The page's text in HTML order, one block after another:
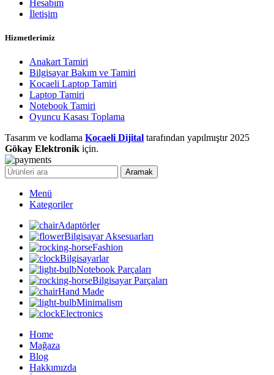
Hesabım
İletişim
Hizmetlerimiz
Anakart Tamiri
Bilgisayar Bakım ve Tamiri
Kocaeli Laptop Tamiri
Laptop Tamiri
Notebook Tamiri
Oyuncu Kasası Toplama
Tasarım ve kodlama Kocaeli Dijital tarafından yapılmıştır2025
Gökay Elektronik için.
Aramak
Menü
Kategoriler
Adaptörler
Bilgisayar Aksesuarları
Fashion
Bilgisayarlar
Notebook Parçaları
Bilgisayar Parçaları
Hand Made
Minimalism
Electronics
Home
Mağaza
Blog
Hakkımızda